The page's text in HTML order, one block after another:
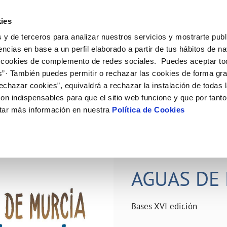
y de terceros para analizar nuestros servicios y mostrarte
en base a un perfil elaborado a partir de tus hábitos de
de complemento de redes sociales. Puedes aceptar
También puedes permitir o rechazar las cookies de forma
cookies”, equivaldrá a rechazar la instalación de todas
indispensables para que el sitio web funcione y que por
más información en nuestra Política de Cookies
de titular
de suministro
MODIFICACIÓN DE DATOS
Actualizar datos bancários
Actualizar datos de
VER TODAS LAS GESTIONES
Tu Servicio
AL CLIENTE
contacto
COMPROMISO DE SERVICIO
Carta de compromisos
Customer Counsel (Defensa del
Tu Agua
del agua
consumidor
CUIDADOS DEL AGUA
Consejos de ahorro
Depósitos comunitarios
comunitarios
Conócenos
DE GESTIÓN Y CERTIFICADOS
PERFIL DEL CONTRATANTE
Plataforma de contratación del
público
Licitaciones en curso
AGUAS
Bases XVI edición